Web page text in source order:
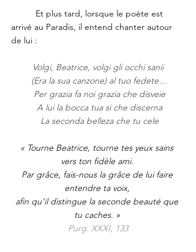
arrivé au Paradis, il entend chanter autour
de lui :
Volgi, Beatrice, volgi gli occhi sanii
(Era la sua canzone) al tuo fedete…
Per grazia fa noi grazia che disveie
A lui la bocca tua si che discerna
La seconda belleza che tu cele
« Tourne Beatrice, tourne tes yeux sains
vers ton fidèle ami.
Par grâce, fais-nous la grâce de lui faire
entendre ta voix,
afin qu’il distingue la seconde beauté que
tu caches. »
Purg. XXXI, 133